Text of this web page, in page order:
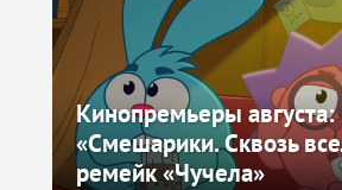
Кинопремьеры августа:
«Смешарики. Сквозь
ремейк «Чучела»